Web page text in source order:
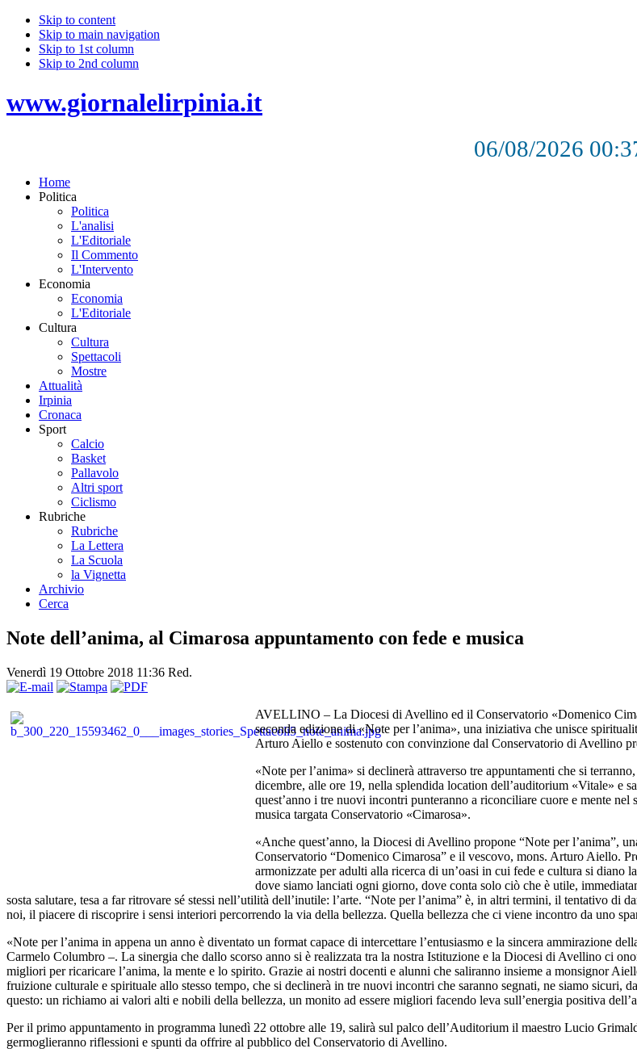
Skip to content
Skip to main navigation
Skip to 1st column
Skip to 2nd column
www.giornalelirpinia.it
06/08/2026
Home
Politica
Politica
L'analisi
L'Editoriale
Il Commento
L'Intervento
Economia
Economia
L'Editoriale
Cultura
Cultura
Spettacoli
Mostre
Attualità
Irpinia
Cronaca
Sport
Calcio
Basket
Pallavolo
Altri sport
Ciclismo
Rubriche
Rubriche
La Lettera
La Scuola
la Vignetta
Archivio
Cerca
Note dell’anima, al Cimarosa appuntamento con fede e musica
Venerdì 19 Ottobre 2018 11:36 Red.
AVELLINO – La Diocesi di Avellino ed il Conservatorio «Domenico
seconda edizione di «Note per l’anima», una iniziativa che unisce
Arturo Aiello e sostenuto con convinzione dal Conservatorio di Avellino
«Note per l’anima» si declinerà attraverso tre appuntamenti che si
dicembre, alle ore 19, nella splendida location dell’auditorium «Vitale» e
quest’anno i tre nuovi incontri punteranno a riconciliare cuore e mente
musica targata Conservatorio «Cimarosa».
«Anche quest’anno, la Diocesi di Avellino propone “Note per l’anima”,
Conservatorio “Domenico Cimarosa” e il vescovo, mons. Arturo Aiello.
armonizzate per adulti alla ricerca di un’oasi in cui fede e cultura si
dove siamo lanciati ogni giorno, dove conta solo ciò che è utile,
sosta salutare, tesa a far ritrovare sé stessi nell’utilità dell’inutile: l’arte. “Note per l’anima” è, in altri termini, il tentativo di
noi, il piacere di riscoprire i sensi interiori percorrendo la via della bellezza. Quella bellezza che ci viene incontro da uno
«Note per l’anima in appena un anno è diventato un format capace di intercettare l’entusiasmo e la sincera ammirazione
Carmelo Columbro –. La sinergia che dallo scorso anno si è realizzata tra la nostra Istituzione e la Diocesi di Avellino ci
migliori per ricaricare l’anima, la mente e lo spirito. Grazie ai nostri docenti e alunni che saliranno insieme a monsignor
fruizione culturale e spirituale allo stesso tempo, che si declinerà in tre nuovi incontri che saranno segnati, ne siamo sicuri,
questo: un richiamo ai valori alti e nobili della bellezza, un monito ad essere migliori facendo leva sull’energia positiva
Per il primo appuntamento in programma lunedì 22 ottobre alle 19, salirà sul palco dell’Auditorium il maestro Lucio
germoglieranno riflessioni e spunti da offrire al pubblico del Conservatorio di Avellino.